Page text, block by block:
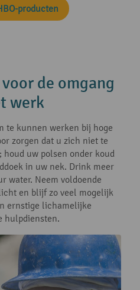
producten
de omgang
werk
te kunnen werken bij hoge
zorgen dat u zich niet te
uw polsen onder koud
in uw nek. Drink meer
water. Neem voldoende
en blijf zo veel mogelijk
ernstige lichamelijke
hulpdiensten.